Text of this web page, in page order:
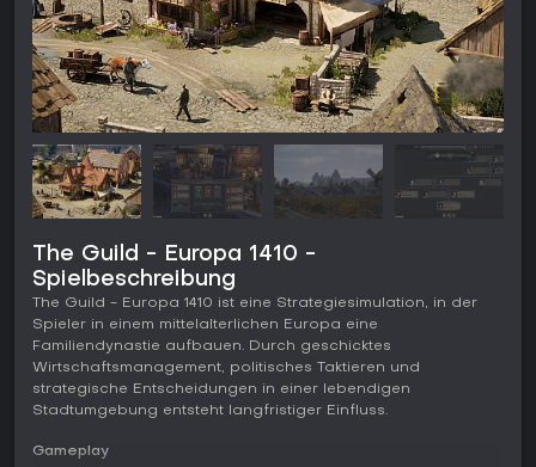
The Guild - Europa 1410 -
Spielbeschreibung
The Guild - Europa 1410 ist eine Strategiesimulation, in der
Spieler in einem mittelalterlichen Europa eine
Familiendynastie aufbauen. Durch geschicktes
Wirtschaftsmanagement, politisches Taktieren und
strategische Entscheidungen in einer lebendigen
Stadtumgebung entsteht langfristiger Einfluss.
Gameplay